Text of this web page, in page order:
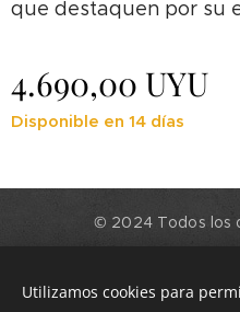
que destaquen por su
4.690,00 UYU
Disponible en 14 días
© 2024 Todos los
Utilizamos cookies para